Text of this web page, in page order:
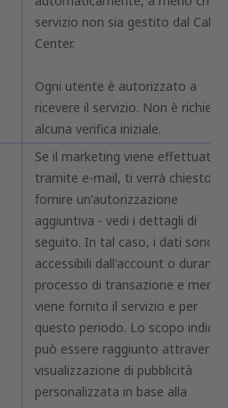
servizio non sia gestito dal Call
Center.
Ogni utente è autorizzato a
ricevere il servizio. Non è
alcuna verifica iniziale.
Se il marketing viene effettuato
tramite e-mail, ti verrà chiesto di
fornire un'autorizzazione
aggiuntiva - vedi i dettagli di
seguito. In tal caso, i dati sono
accessibili dall'account o durante
processo di transazione e
viene fornito il servizio e per
questo periodo. Lo scopo
può essere raggiunto attraverso
visualizzazione di pubblicità
personalizzata in base alla